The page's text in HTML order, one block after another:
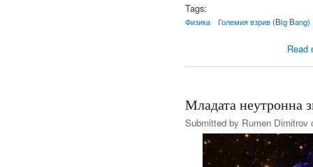
Tags:
Физика Големия взрив (Big Bang)
Read
Младата неутронна
Submitted by Rumen Dimitrov